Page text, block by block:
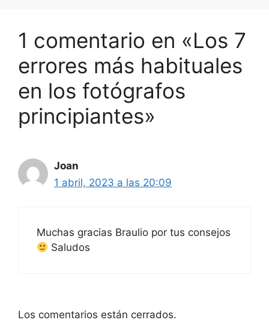
1 comentario en «Los 7
errores más habituales
en los fotógrafos
principiantes»
Joan
1 abril, 2023 a las 20:09
Muchas gracias Braulio por tus consejos
Saludos
Los comentarios están cerrados.